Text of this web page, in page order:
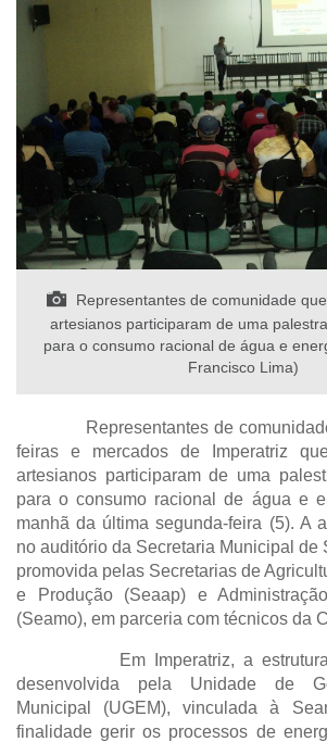
Representantes de comunidade
artesianos participaram de uma
para o consumo racional de água e
Francisco Lima)
Representantes de
feiras e mercados de Imperatriz
artesianos participaram de uma
para o consumo racional de água e
manhã da última segunda-feira (5). A
no auditório da Secretaria Municipal de
promovida pelas Secretarias de
e Produção (Seaap) e
(Seamo), em parceria com técnicos da
Em Imperatriz, a estrutura
desenvolvida pela Unidade de
Municipal (UGEM), vinculada à
finalidade gerir os processos de